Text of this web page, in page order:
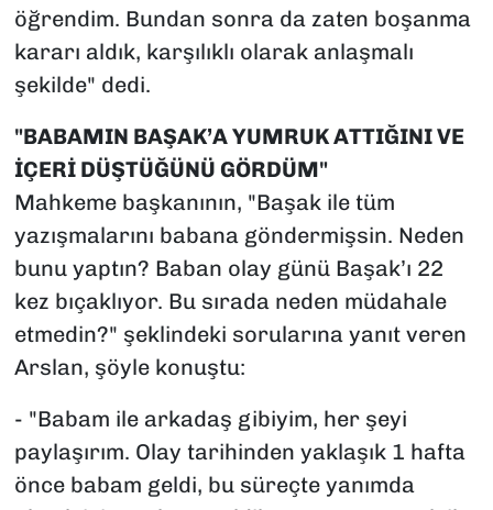
öğrendim. Bundan sonra da zaten boşanma
kararı aldık, karşılıklı olarak anlaşmalı
şekilde" dedi.
"BABAMIN BAŞAK’A YUMRUK ATTIĞINI VE
İÇERİ DÜŞTÜĞÜNÜ GÖRDÜM"
Mahkeme başkanının, "Başak ile tüm
yazışmalarını babana göndermişsin. Neden
bunu yaptın? Baban olay günü Başak’ı 22
kez bıçaklıyor. Bu sırada neden müdahale
etmedin?" şeklindeki sorularına yanıt veren
Arslan, şöyle konuştu:
- "Babam ile arkadaş gibiyim, her şeyi
paylaşırım. Olay tarihinden yaklaşık 1 hafta
önce babam geldi, bu süreçte yanımda